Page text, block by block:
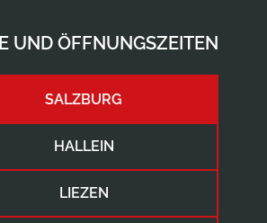
UND ÖFFNUNGSZEITEN
SALZBURG
HALLEIN
LIEZEN